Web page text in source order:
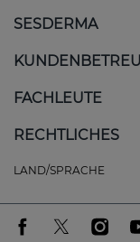
SESDERMA
FACHLEUTE
RECHTLICHES
LAND/SPRACHE